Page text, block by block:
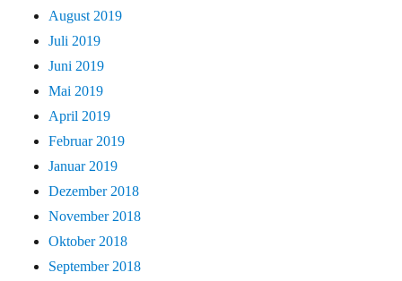
August 2019
Juli 2019
Juni 2019
Mai 2019
April 2019
Februar 2019
Januar 2019
Dezember 2018
November 2018
Oktober 2018
September 2018